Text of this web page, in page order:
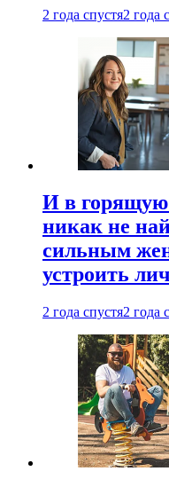
2 года спустя2 года
И в горящую
никак не
сильным
устроить
2 года спустя2 года